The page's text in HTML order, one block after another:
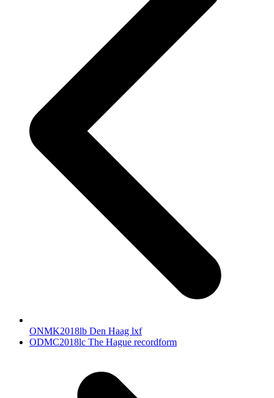
ONMK2018lb Den Haag lxf
next
ODMC2018lc The Hague recordform